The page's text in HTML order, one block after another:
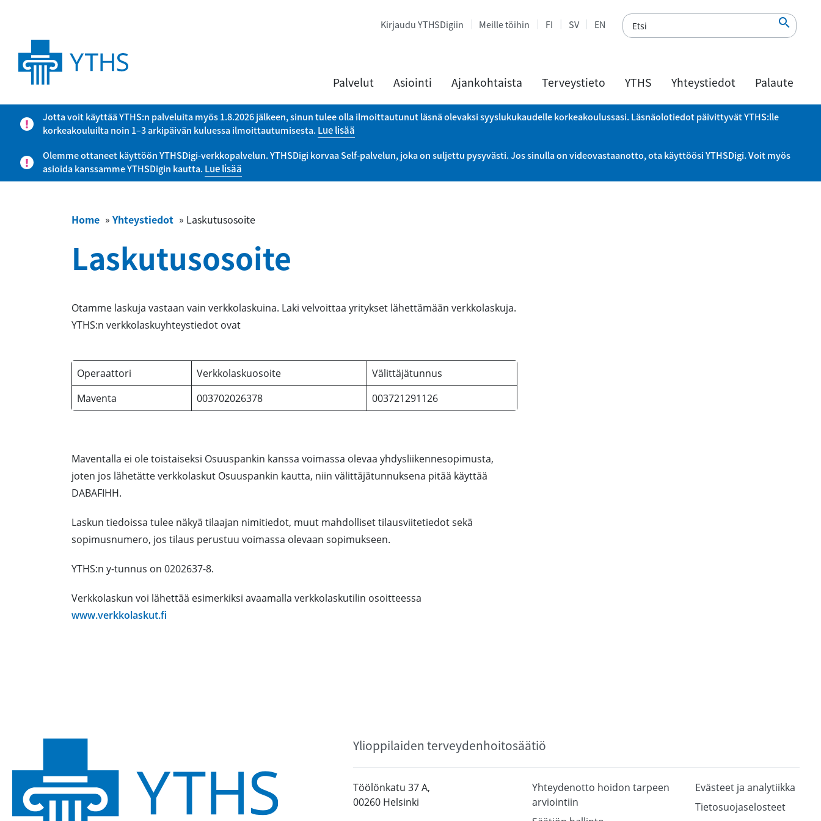
Kirjaudu YTHSDigiin Meille töihin FI SV EN 
Palvelut Asiointi Ajankohtaista Terveystieto YTHS Yhteystiedot Palaute
Jotta voit käyttää YTHS:n palveluita myös 1.8.2026 jälkeen, sinun tulee olla ilmoittautunut läsnä olevaksi syyslukukaudelle korkeakoulussasi. Läsnäolotiedot päivittyvät YTHS:lle
korkeakouluilta noin 1–3 arkipäivän kuluessa ilmoittautumisesta.Lue lisää
Olemme ottaneet käyttöön YTHSDigi-verkkopalvelun. YTHSDigi korvaa Self-palvelun, joka on suljettu pysyvästi. Jos sinulla on videovastaanotto, ota käyttöösi YTHSDigi. Voit myös
asioida kanssamme YTHSDigin kautta.Lue lisää
Home » Yhteystiedot » Laskutusosoite
Laskutusosoite
Otamme laskuja vastaan vain verkkolaskuina. Laki velvoittaa yritykset lähettämään verkkolaskuja.
YTHS:n verkkolaskuyhteystiedot ovat
Operaattori Verkkolaskuosoite
Välittäjätunnus
Maventa
003702026378 003721291126
Maventalla ei ole toistaiseksi Osuuspankin kanssa voimassa olevaa yhdysliikennesopimusta,
joten jos lähetätte verkkolaskut Osuuspankin kautta, niin välittäjätunnuksena pitää käyttää
DABAFIHH.
Laskun tiedoissa tulee näkyä tilaajan nimitiedot, muut mahdolliset tilausviitetiedot sekä
sopimusnumero, jos tilaus perustuu voimassa olevaan sopimukseen.
YTHS:n y-tunnus on 0202637-8.
Verkkolaskun voi lähettää esimerkiksi avaamalla verkkolaskutilin osoitteessa
www.verkkolaskut.fi
Ylioppilaiden terveydenhoitosäätiö
Töölönkatu 37 A,
00260 Helsinki
Yhteydenotto hoidon tarpeen
arviointiin
Evästeet ja analytiikka
Tietosuojaselosteet